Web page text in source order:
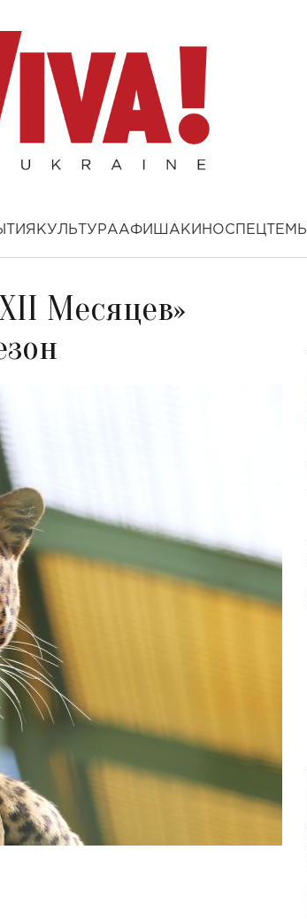
КУЛЬТУРААФИША КИНОСПЕЦТЕМЫ
Месяцев»